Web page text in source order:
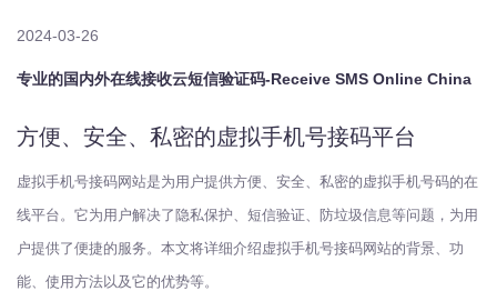
2024-03-26
专业的国内外在线接收云短信验证码-Receive SMS Online China
方便、安全、私密的虚拟手机号接码平台
虚拟手机号接码网站是为用户提供方便、安全、私密的虚拟手机号码的在
线平台。它为用户解决了隐私保护、短信验证、防垃圾信息等问题，为用
户提供了便捷的服务。本文将详细介绍虚拟手机号接码网站的背景、功
能、使用方法以及它的优势等。